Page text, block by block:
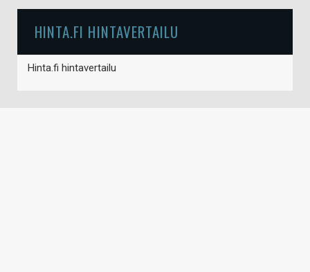
HINTA.FI HINTAVERTAILU
Hinta.fi hintavertailu